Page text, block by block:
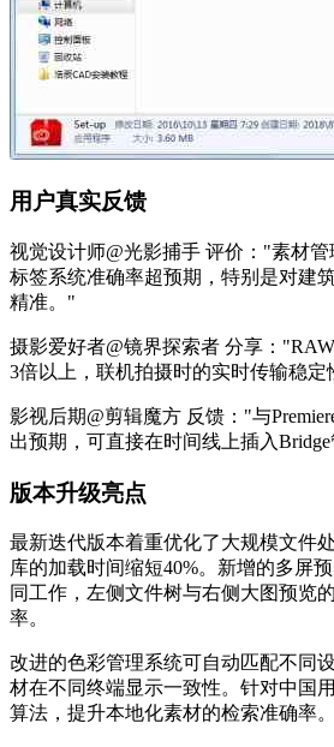
用户真实反馈
视觉设计师@光影捕手 评价："素材
标签系统准确率超预期，特别是对建
精准。"
摄影爱好者@镜界探索者 分享：
3倍以上，联机拍摄时的实时传输稳定
影视后期@剪辑魔方 反馈："与
出预期，可直接在时间线上插入
版本升级亮点
最新迭代版本着重优化了大规模文件
库的加载时间缩短40%。新增的多屏
同工作，左侧文件树与右侧大图预览
率。
改进的色彩管理系统可自动匹配不同
材在不同终端显示一致性。针对中国
算法，提升本地化素材的检索准确率。